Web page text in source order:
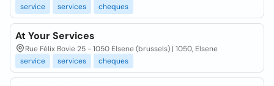
service
services cheques
At Your Services
Rue Félix Bovie 25 - 1050 Elsene (brussels) | 1050, Elsene
service
services cheques